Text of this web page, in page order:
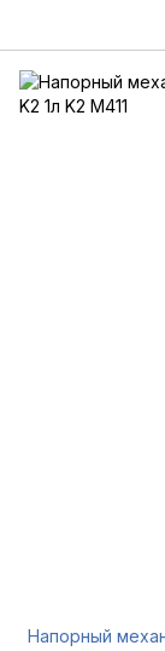
Напорный